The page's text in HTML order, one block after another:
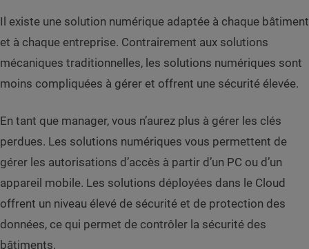
Il existe une solution numérique adaptée à chaque bâtiment
et à chaque entreprise. Contrairement aux solutions
mécaniques traditionnelles, les solutions numériques sont
moins compliquées à gérer et offrent une sécurité élevée.
En tant que manager, vous n’aurez plus à gérer les clés
perdues. Les solutions numériques vous permettent de
gérer les autorisations d’accès à partir d’un PC ou d’un
appareil mobile. Les solutions déployées dans le Cloud
offrent un niveau élevé de sécurité et de protection des
données, ce qui permet de contrôler la sécurité des
bâtiments.